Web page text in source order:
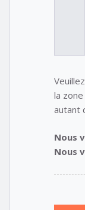
la
autant
Nous
Nous